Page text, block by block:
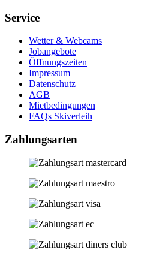
Service
Wetter & Webcams
Jobangebote
Öffnungszeiten
Impressum
Datenschutz
AGB
Mietbedingungen
FAQs Skiverleih
Zahlungsarten